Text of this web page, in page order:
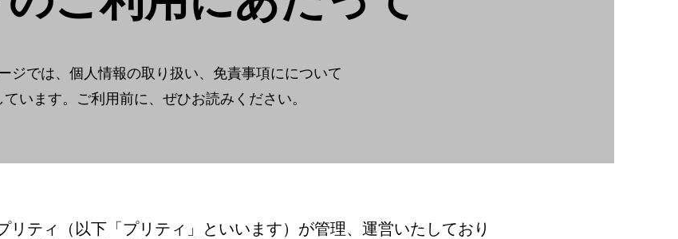
ジでは、個人情報の取り扱い、免責事項にについて
ています。ご利用前に、ぜひお読みください。
リティ（以下「プリティ」といいます）が管理、運営いたしており